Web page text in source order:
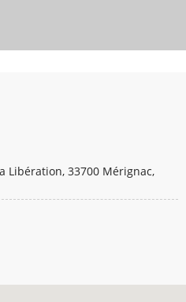
Libération, 33700 Mérignac,